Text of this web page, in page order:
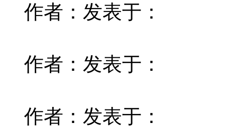
作者： 发表于：
作者： 发表于：
作者： 发表于：